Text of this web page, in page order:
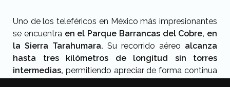
Uno de los teleféricos en México más impresionantes
se encuentra en el Parque Barrancas del Cobre, en
la Sierra Tarahumara. Su recorrido aéreo alcanza
hasta tres kilómetros de longitud sin torres
intermedias, permitiendo apreciar de forma continua